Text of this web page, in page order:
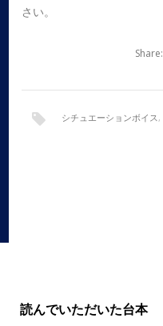
さい。
Share:
シチュエーションボイス,
読んでいただいた台本